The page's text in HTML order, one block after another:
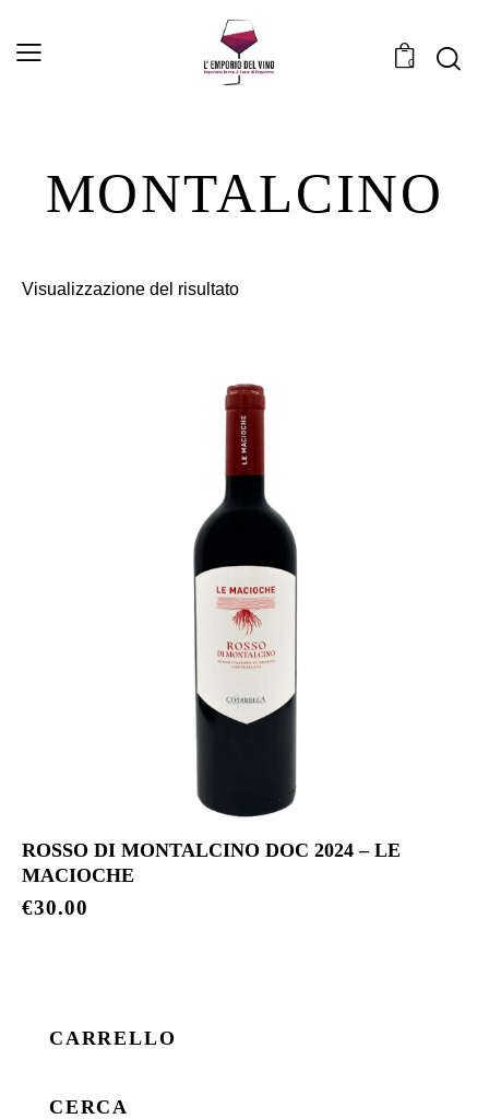
0
MONTALCINO
Visualizzazione del risultato
ROSSO DI MONTALCINO DOC 2024 – LE
MACIOCHE
€30.00
CARRELLO
CERCA